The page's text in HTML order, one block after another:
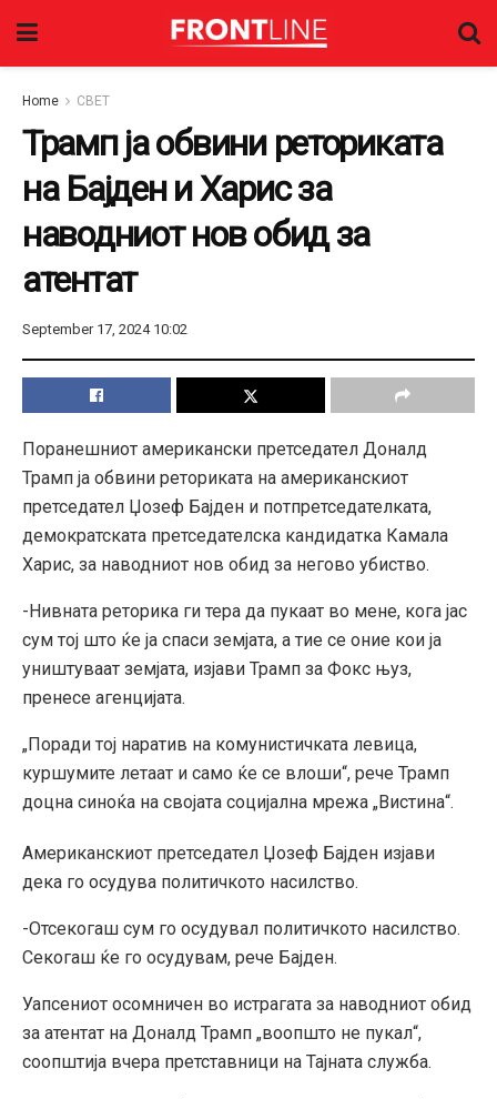
Home СВЕТ
Трамп ја обвини реториката
на Бајден и Харис за
наводниот нов обид за
атентат
September 17, 2024 10:02
Поранешниот американски претседател Доналд
Трамп ја обвини реториката на американскиот
претседател Џозеф Бајден и потпретседателката,
демократската претседателска кандидатка Камала
Харис, за наводниот нов обид за негово убиство.
-Нивната реторика ги тера да пукаат во мене, кога јас
сум тој што ќе ја спаси земјата, а тие се оние кои ја
уништуваат земјата, изјави Трамп за Фокс њуз,
пренесе агенцијата.
„Поради тој наратив на комунистичката левица,
куршумите летаат и само ќе се влоши“, рече Трамп
доцна синоќа на својата социјална мрежа „Вистина“.
Американскиот претседател Џозеф Бајден изјави
дека го осудува политичкото насилство.
-Отсекогаш сум го осудувал политичкото насилство.
Секогаш ќе го осудувам, рече Бајден.
Уапсениот осомничен во истрагата за наводниот обид
за атентат на Доналд Трамп „воопшто не пукал“,
соопштија вчера претставници на Тајната служба.